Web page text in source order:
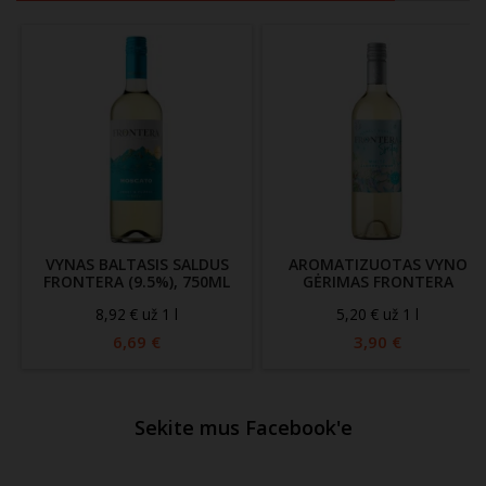
VYNAS BALTASIS SALDUS
FRONTERA (9.5%), 750ML
8,92 € už 1 l
6,69 €
AROMATIZUOTAS VYNO
GĖRIMAS FRONTERA
ELDERFLOWER (5.5%) 750
ML
5,20 € už 1 l
3,90 €
Sekite mus Facebook'e